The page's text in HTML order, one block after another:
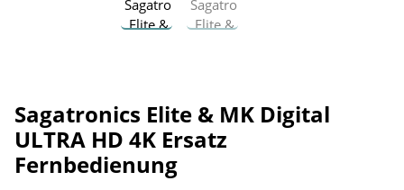
Sagatronics Elite & MK Digital
ULTRA HD 4K Ersatz
Fernbedienung